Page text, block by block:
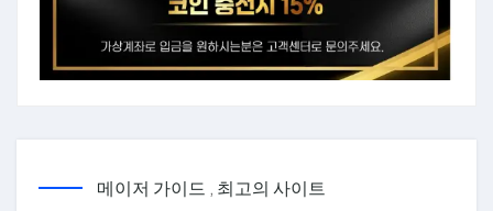
메이저 가이드 , 최고의 사이트